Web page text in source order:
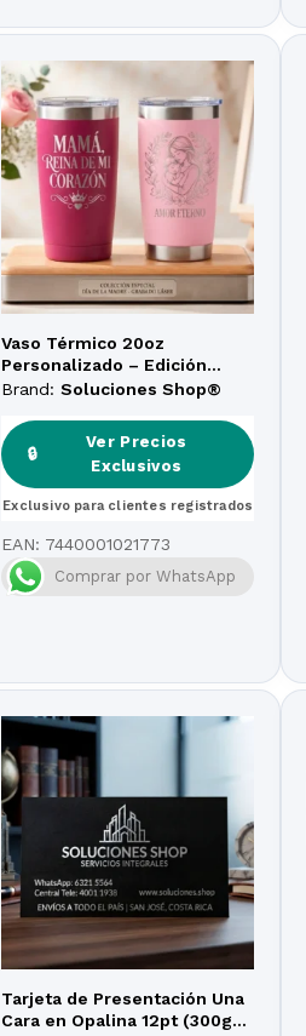
Vaso Térmico 20oz
Personalizado – Edición
«Amor Eterno» – Día de la
Brand: Soluciones Shop®
🔒
Ver Precios
Exclusivos
Exclusivo para clientes registrados
EAN: 7440001021773
Comprar por WhatsApp
Tarjeta de Presentación Una
Cara en Opalina 12pt (300gr)